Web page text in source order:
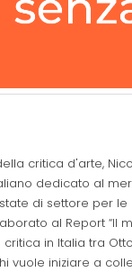
critica d'arte,
dedicato al
di settore per
al Report
critica in Italia tra
vuole iniziare a